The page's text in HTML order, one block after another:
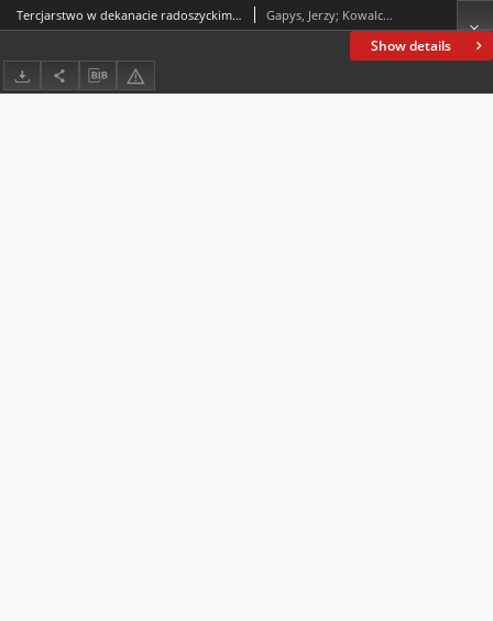
Show details
Tercjarstwo w dekanacie radoszyckim 1918–1939 Gapys, Jerzy; Kowalczyk, Zbigniew